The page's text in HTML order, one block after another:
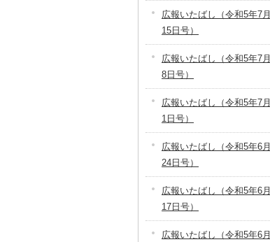
広報いたばし（令和5年7月
15日号）
広報いたばし（令和5年7月
8日号）
広報いたばし（令和5年7月
1日号）
広報いたばし（令和5年6月
24日号）
広報いたばし（令和5年6月
17日号）
広報いたばし（令和5年6月